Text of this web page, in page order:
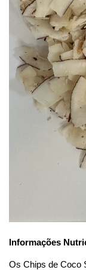
Informações
Os Chips de Coco